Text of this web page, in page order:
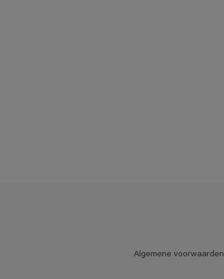
Algemene voorwaarden